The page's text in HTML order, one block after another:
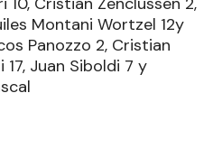
Montani Wortzel 12y
Panozzo 2, Cristian
Juan Siboldi 7 y